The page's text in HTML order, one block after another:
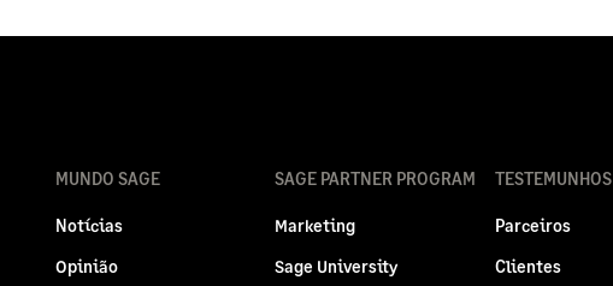
MUNDO SAGE
Notícias
Opinião
SAGE PARTNER PROGRAM
Marketing
Sage University
TESTEMUNHOS
Parceiros
Clientes